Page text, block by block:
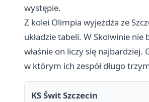
występie.
Z kolei Olimpia wyjeżdża ze
układzie tabeli. W Skolwinie
właśnie on liczy się
w którym ich zespół długo
KS Świt Szczecin